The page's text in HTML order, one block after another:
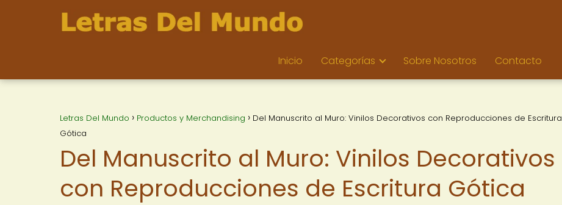
Inicio Categorías Sobre Nosotros Contacto
Letras Del Mundo Productos y Merchandising
Del Manuscrito al Muro: Vinilos Decorativos con Reproducciones de Escritura
Gótica
Del Manuscrito al Muro: Vinilos Decorativos
con Reproducciones de Escritura Gótica